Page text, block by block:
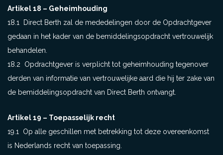
Artikel 18 – Geheimhouding
18.1 Direct Berth zal de mededelingen door de Opdrachtgever
gedaan in het kader van de bemiddelingsopdracht vertrouwelijk
behandelen.
18.2 Opdrachtgever is verplicht tot geheimhouding tegenover
derden van informatie van vertrouwelijke aard die hij ter zake van
de bemiddelingsopdracht van Direct Berth ontvangt.
Artikel 19 – Toepasselijk recht
19.1 Op alle geschillen met betrekking tot deze overeenkomst
is Nederlands recht van toepassing.